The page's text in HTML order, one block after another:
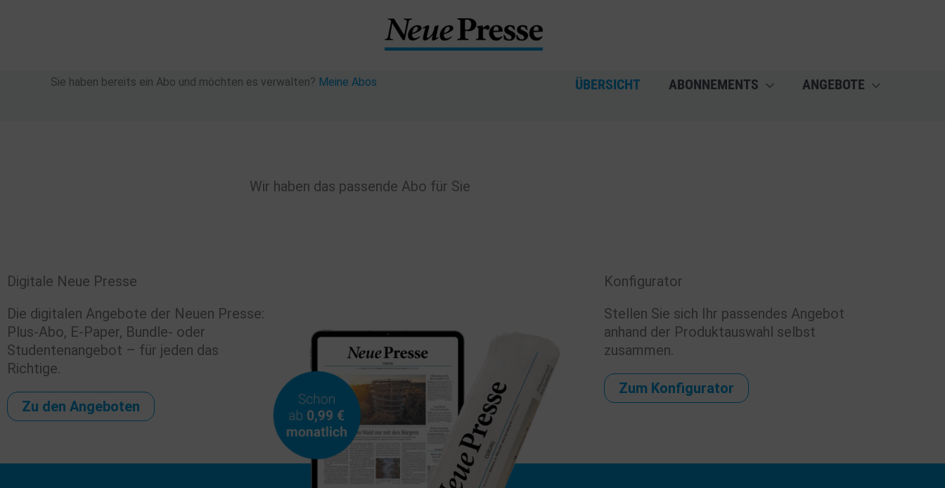
Sie haben bereits ein Abo und möchten es verwalten? Meine Abos ÜBERSICHT ABONNEMENTS ANGEBOTE
Wir haben das passende Abo für Sie
Digitale Neue Presse
Die digitalen Angebote der Neuen Presse:
Plus-Abo, E-Paper, Bundle- oder
Studentenangebot – für jeden das
Richtige.
Zu den Angeboten
Konfigurator
Stellen Sie sich Ihr passendes Angebot
anhand der Produktauswahl selbst
zusammen.
Zum Konfigurator